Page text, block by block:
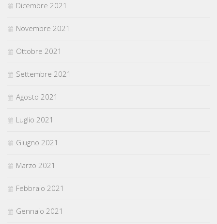
Dicembre 2021
Novembre 2021
Ottobre 2021
Settembre 2021
Agosto 2021
Luglio 2021
Giugno 2021
Marzo 2021
Febbraio 2021
Gennaio 2021